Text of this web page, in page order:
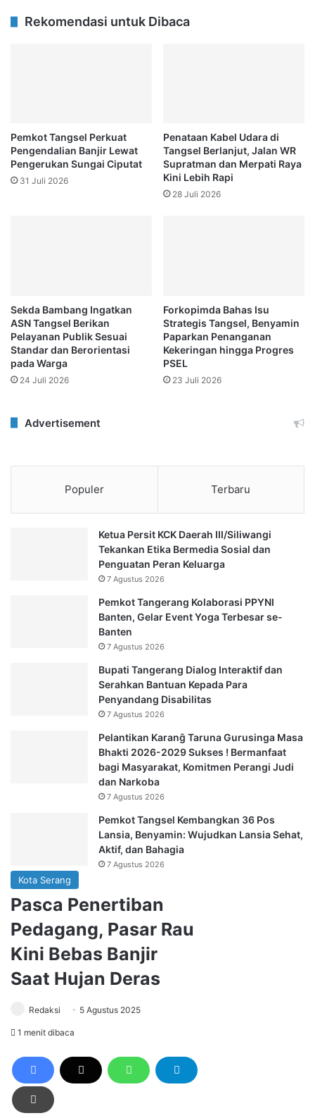
Rekomendasi untuk Dibaca
Pemkot Tangsel Perkuat
Pengendalian Banjir Lewat
Pengerukan Sungai Ciputat
31 Juli 2026
Penataan Kabel Udara di
Tangsel Berlanjut, Jalan WR
Supratman dan Merpati Raya
Kini Lebih Rapi
28 Juli 2026
Sekda Bambang Ingatkan
ASN Tangsel Berikan
Pelayanan Publik Sesuai
Standar dan Berorientasi
pada Warga
24 Juli 2026
Forkopimda Bahas Isu
Strategis Tangsel, Benyamin
Paparkan Penanganan
Kekeringan hingga Progres
PSEL
23 Juli 2026
Advertisement
Populer Terbaru
Ketua Persit KCK Daerah III/Siliwangi
Tekankan Etika Bermedia Sosial dan
Penguatan Peran Keluarga
7 Agustus 2026
Pemkot Tangerang Kolaborasi PPYNI
Banten, Gelar Event Yoga Terbesar se-
Banten
7 Agustus 2026
Bupati Tangerang Dialog Interaktif dan
Serahkan Bantuan Kepada Para
Penyandang Disabilitas
7 Agustus 2026
Pelantikan Karanĝ Taruna Gurusinga Masa
Bhakti 2026-2029 Sukses ! Bermanfaat
bagi Masyarakat, Komitmen Perangi Judi
dan Narkoba
7 Agustus 2026
Pemkot Tangsel Kembangkan 36 Pos
Lansia, Benyamin: Wujudkan Lansia Sehat,
Aktif, dan Bahagia
7 Agustus 2026